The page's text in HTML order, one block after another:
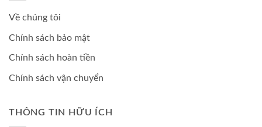
Về chúng tôi
Chính sách bảo mật
Chính sách hoàn tiền
Chính sách vận chuyển
THÔNG TIN HỮU ÍCH